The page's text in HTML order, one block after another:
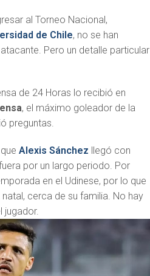
al Torneo Nacional,
de Chile, no se han
Pero un detalle particular
de 24 Horas lo recibió en
, el máximo goleador de la
preguntas.
queAlexis Sánchez llegó con
por un largo periodo. Por
en el Udinese, por lo que
cerca de su familia. No hay
jugador.